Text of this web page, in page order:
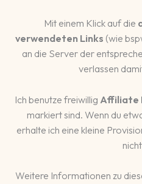
Mit einem Klick auf die
verwendeten Links (wie
an die Server der
verlassen
Ich benutze freiwillig Affiliate
markiert sind. Wenn du
erhalte ich eine kleine
Weitere Informationen zu